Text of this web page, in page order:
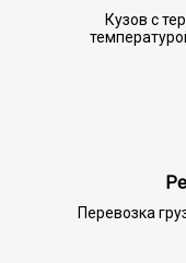
Кузов с
Перевозка